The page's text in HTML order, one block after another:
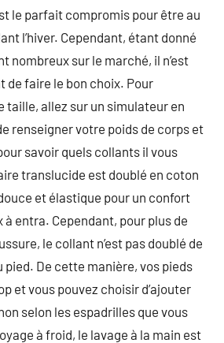
le parfait compromis pour être au
l’hiver. Cependant, étant donné
nombreux sur le marché, il n’est
de faire le bon choix. Pour
taille, allez sur un simulateur en
renseigner votre poids de corps et
savoir quels collants il vous
translucide est doublé en coton
et élastique pour un confort
entra. Cependant, pour plus de
le collant n’est pas doublé de
pied. De cette manière, vos pieds
et vous pouvez choisir d’ajouter
selon les espadrilles que vous
à froid, le lavage à la main est